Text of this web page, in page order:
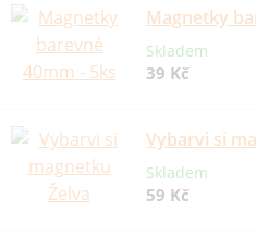
Magnetky
Skladem
39 Kč
Vybarvi si
Skladem
59 Kč